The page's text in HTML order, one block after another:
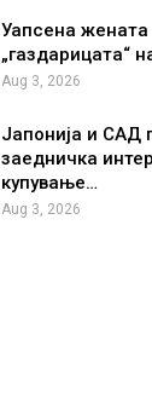
Уапсена жената
„газдарицата“
Aug 3, 2026
Јапонија и САД
заедничка
купување…
Aug 3, 2026